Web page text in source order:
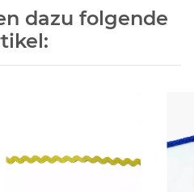
dazu folgende